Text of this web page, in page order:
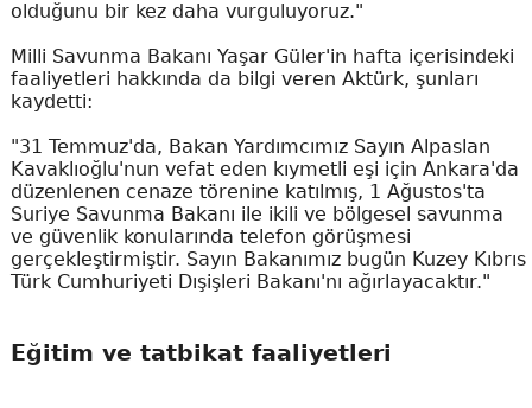
olduğunu bir kez daha vurguluyoruz."
Milli Savunma Bakanı Yaşar Güler'in hafta içerisindeki
faaliyetleri hakkında da bilgi veren Aktürk, şunları
kaydetti:
"31 Temmuz'da, Bakan Yardımcımız Sayın Alpaslan
Kavaklıoğlu'nun vefat eden kıymetli eşi için Ankara'da
düzenlenen cenaze törenine katılmış, 1 Ağustos'ta
Suriye Savunma Bakanı ile ikili ve bölgesel savunma
ve güvenlik konularında telefon görüşmesi
gerçekleştirmiştir. Sayın Bakanımız bugün Kuzey Kıbrıs
Türk Cumhuriyeti Dışişleri Bakanı'nı ağırlayacaktır."
Eğitim ve tatbikat faaliyetleri